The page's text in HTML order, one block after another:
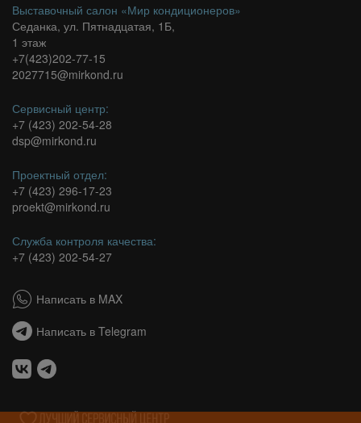
Выставочный салон «Мир кондиционеров»
Седанка, ул. Пятнадцатая, 1Б,
1 этаж
+7(423)202-77-15
2027715@mirkond.ru
Сервисный центр:
+7 (423) 202-54-28
dsp@mirkond.ru
Проектный отдел:
+7 (423) 296-17-23
proekt@mirkond.ru
Служба контроля качества:
+7 (423) 202-54-27
Написать в MAX
Написать в Telegram